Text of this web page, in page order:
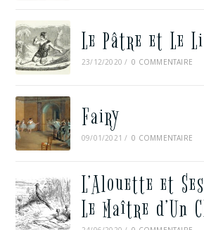
Le Pâtre et Le
23/12/2020 / 0 COMMENTAIRE
Fairy
09/01/2021 / 0 COMMENTAIRE
L’Alouette et
Le Maître d’Un